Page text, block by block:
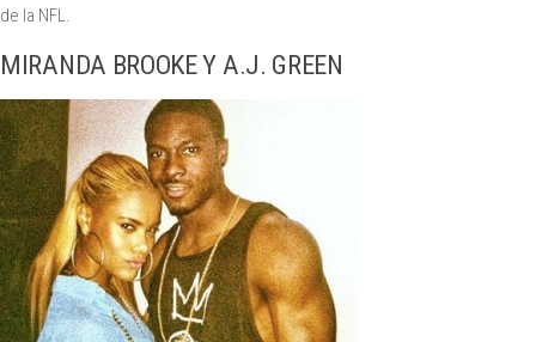
de la NFL.
MIRANDA BROOKE Y A.J. GREEN